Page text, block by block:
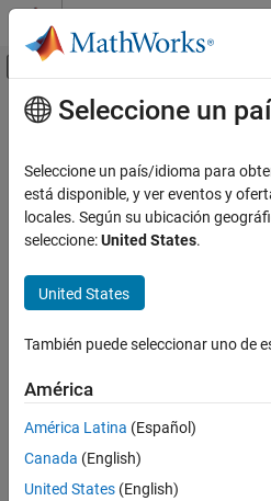
Saltar al contenido
Mostrar/ocultar
Inicio de Documentación
Contenido principal
How useful was
Seleccione un
Seleccione un país/idioma para
está disponible, y ver eventos y
locales. Según su ubicación
seleccione:United States.
United States
También puede seleccionar uno de
América
América Latina (Español)
Canada (English)
United States (English)